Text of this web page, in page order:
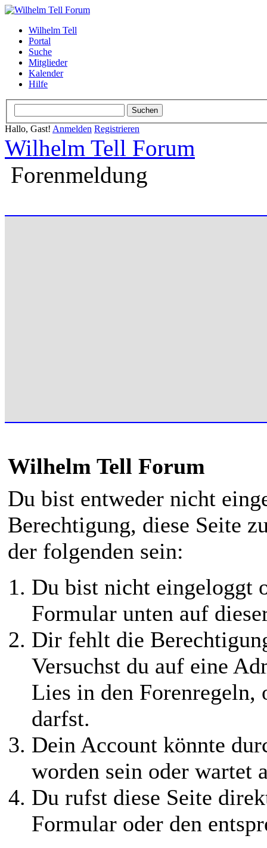
Wilhelm Tell
Portal
Suche
Mitglieder
Kalender
Hilfe
Hallo, Gast! Anmelden Registrieren
Wilhelm Tell Forum
Forenmeldung
Wilhelm Tell Forum
Du bist entweder nicht
Berechtigung, diese Seite
der folgenden sein:
Du bist nicht eingeloggt
Formular unten auf
Dir fehlt die
Versuchst du auf eine
Lies in den Forenregeln,
darfst.
Dein Account könnte
worden sein oder wartet
Du rufst diese Seite
Formular oder den